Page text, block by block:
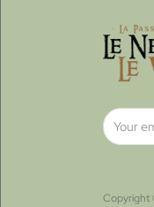
Copyright